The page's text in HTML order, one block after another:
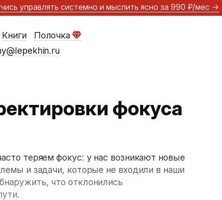
управлять системно и мыслить ясно за 990 ₽/мес →
Книги
Полочка
фокуса
теряем фокус: у нас возникают новые
и задачи, которые не входили в наши
что отклонились